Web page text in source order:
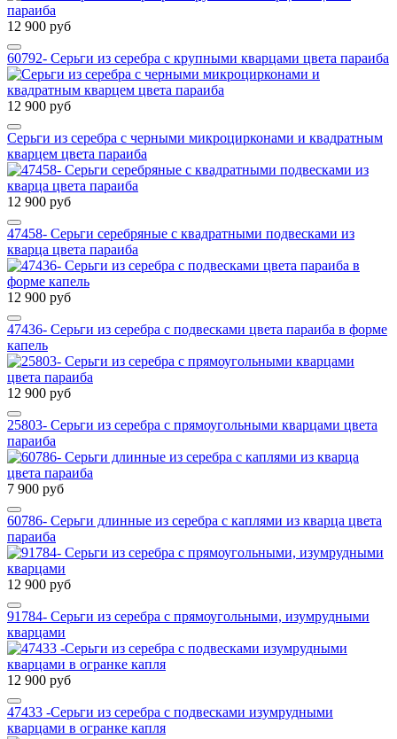
12 900 руб
60792- Серьги из серебра с крупными кварцами цвета параиба
12 900 руб
Серьги из серебра с черными микроцирконами и квадратным
кварцем цвета параиба
12 900 руб
47458- Серьги серебряные с квадратными подвесками из
кварца цвета параиба
12 900 руб
47436- Серьги из серебра с подвесками цвета параиба в форме
капель
12 900 руб
25803- Серьги из серебра с прямоугольными кварцами цвета
параиба
7 900 руб
60786- Серьги длинные из серебра с каплями из кварца цвета
параиба
12 900 руб
91784- Серьги из серебра с прямоугольными, изумрудными
кварцами
12 900 руб
47433 -Cерьги из серебра с подвесками изумрудными
кварцами в огранке капля